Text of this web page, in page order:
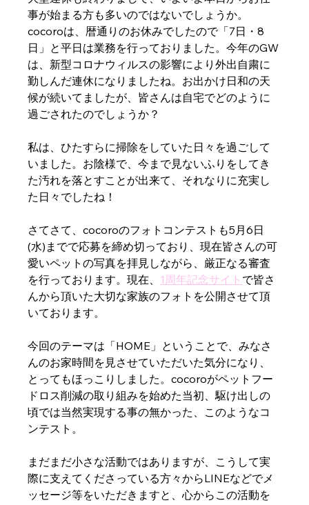
事が始まる方も多いのではないでしょうか。
cocoroは、暦通りのお休みでしたので「7日・8
日」と平日は業務を行っておりました。今年のGW
は、新型コロナウィルスの影響により外出自粛に
勤しんだ連休になりましたね。お出かけ日和の天
候が続いてましたが、皆さんは自宅でどのように
過ごされたのでしょうか？
私は、ひたすらに掃除をしていた日々を過ごして
いました。お陰様で、今まで見ないふりをしてき
た汚れを落とすことが出来て、それなりに充実し
た日々でしたね！
さてさて、cocoroのフォトコンテストも5月6日
(水)までで応募を締め切っており、現在皆さんの可
愛いペットの写真を拝見しながら、厳正なる審査
を行っております。現在、 1周年記念サイト で皆さ
んから頂いた大切な家族のフォトを公開させて頂
いております。
今回のテーマは「HOME」ということで、みなさ
んのお家時間を見させていただいた気分になり、
とってもほっこりしました。cocoroがペットフー
ドロス削減の取り組みを始めた当初、駆け出しの
頃では当然実現する事の無かった、このようなコ
ンテスト。
まだまだ小さな活動ではありますが、こうして実
際に支えてくださっている方々からLINEなどでメ
ッセージ等をいただきますと、心からこの活動を